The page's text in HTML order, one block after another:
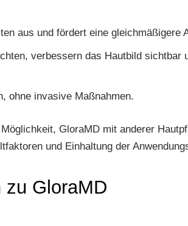
aus und fördert eine gleichmäßigere
verbessern das Hautbild sichtbar
ohne invasive Maßnahmen.
GloraMD mit anderer
und Einhaltung der
zu GloraMD